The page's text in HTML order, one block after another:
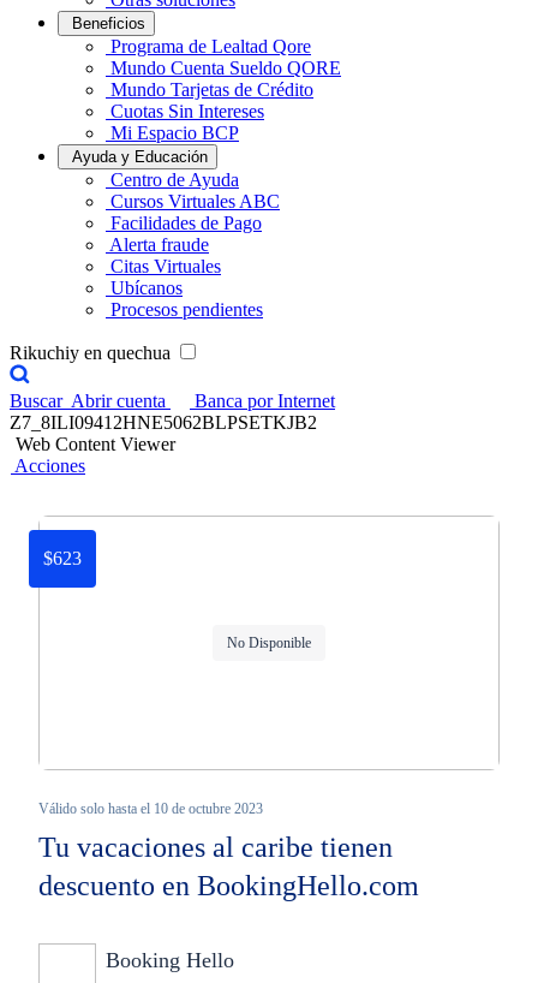
Beneficios
Programa de Lealtad Qore
Mundo Cuenta Sueldo QORE
Mundo Tarjetas de Crédito
Cuotas Sin Intereses
Mi Espacio BCP
Ayuda y Educación
Centro de Ayuda
Cursos Virtuales ABC
Facilidades de Pago
Alerta fraude
Citas Virtuales
Ubícanos
Procesos pendientes
Rikuchiy en quechua
Buscar Abrir cuenta
Banca por Internet
Z7_8ILI09412HNE5062BLPSETKJB2
Web Content Viewer
Acciones
$623
No Disponible
Válido solo hasta el 10 de octubre 2023
Tu vacaciones al caribe tienen
descuento en BookingHello.com
Booking Hello